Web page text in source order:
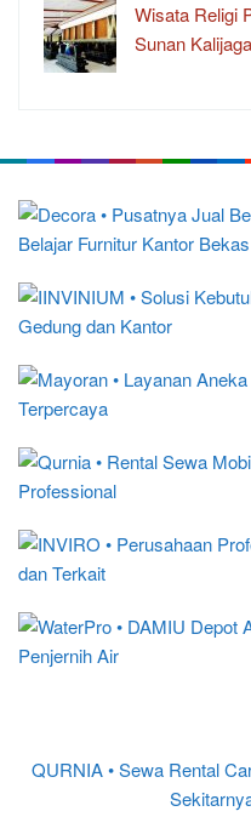
Wisata Religi
Sunan
QURNIA • Sewa Rental